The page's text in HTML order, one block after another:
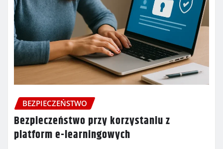
BEZPIECZEŃSTWO
Bezpieczeństwo przy korzystaniu z
platform e-learningowych